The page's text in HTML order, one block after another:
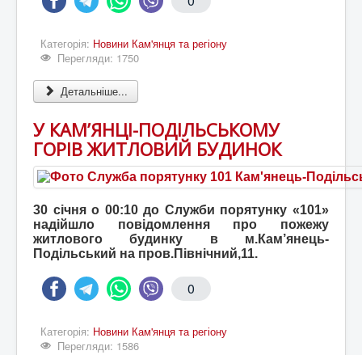
Категорія: Новини Кам'янця та регіону
Перегляди: 1750
Детальніше...
У КАМ’ЯНЦІ-ПОДІЛЬСЬКОМУ
ГОРІВ ЖИТЛОВИЙ БУДИНОК
30 січня о 00:10 до Служби порятунку «101»
надійшло повідомлення про пожежу
житлового будинку в м.Кам’янець-
Подільський на пров.Північний,11.
0
Категорія: Новини Кам'янця та регіону
Перегляди: 1586